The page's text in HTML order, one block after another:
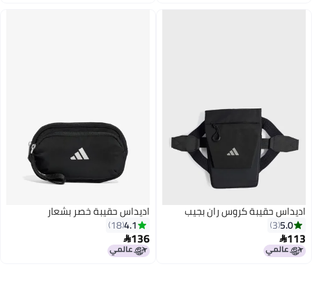
اديداس حقيبة كروس ران بجيب
5.0
3
113
اديداس حقيبة خصر بشعار
4.1
18
136